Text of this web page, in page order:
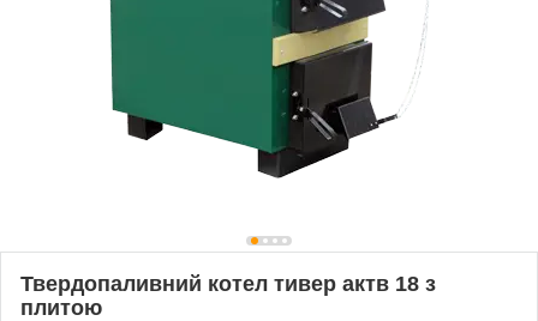
Твердопаливний котел тивер актв 18 з
плитою